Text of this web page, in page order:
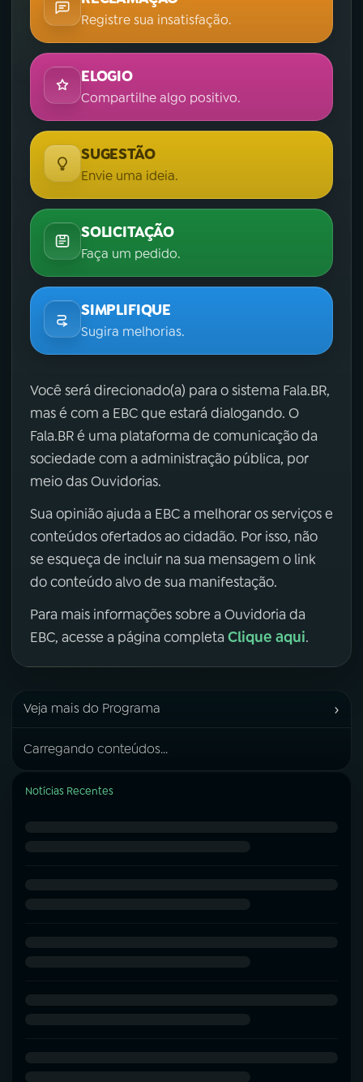
Registre sua insatisfação.
ELOGIO
Compartilhe algo positivo.
SUGESTÃO
Envie uma ideia.
SOLICITAÇÃO
Faça um pedido.
SIMPLIFIQUE
Sugira melhorias.
Você será direcionado(a) para o sistema Fala.BR,
mas é com a EBC que estará dialogando. O
Fala.BR é uma plataforma de comunicação da
sociedade com a administração pública, por
meio das Ouvidorias.
Sua opinião ajuda a EBC a melhorar os serviços e
conteúdos ofertados ao cidadão. Por isso, não
se esqueça de incluir na sua mensagem o link
do conteúdo alvo de sua manifestação.
Para mais informações sobre a Ouvidoria da
EBC, acesse a página completa Clique aqui.
Veja mais do Programa ›
Carregando conteúdos...
Notícias Recentes